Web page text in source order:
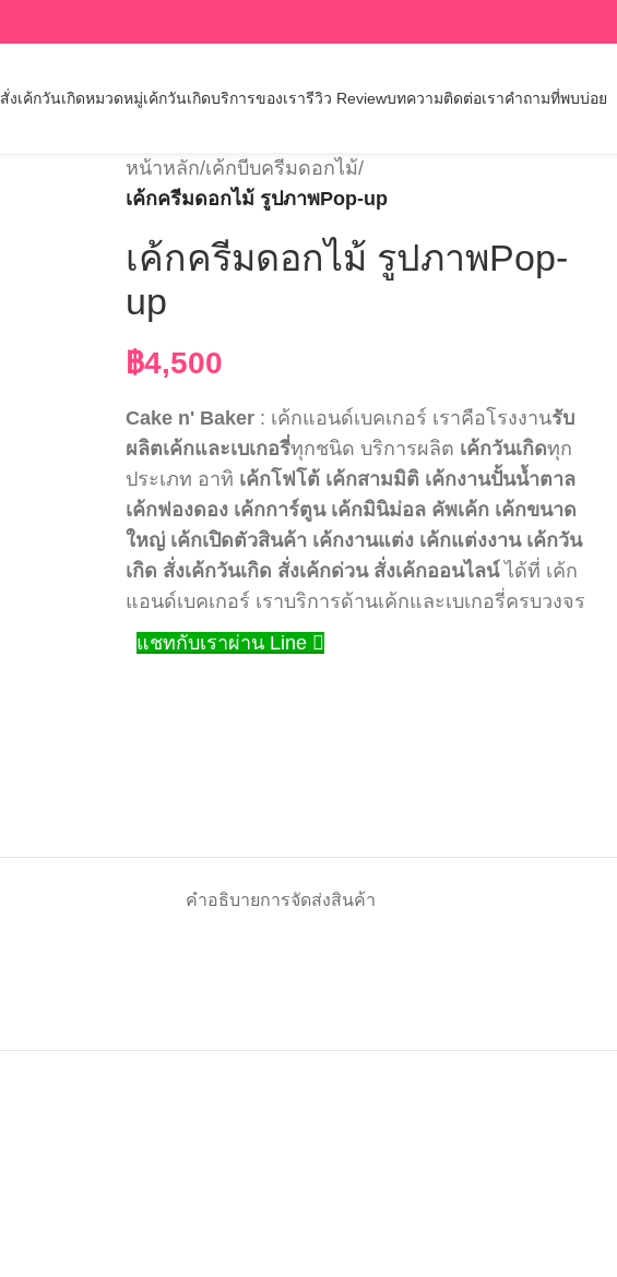
สั่งเค้กวันเกิดหมวดหมู่เค้กวันเกิดบริการของเรารีวิว Reviewบทความติดต่อเราคำถามที่พบบ่อย
หน้าหลัก/เค้กบีบครีมดอกไม้/
เค้กครีมดอกไม้ รูปภาพPop-up
เค้กครีมดอกไม้ รูปภาพPop-
up
฿4,500
Cake n' Baker : เค้กแอนด์เบคเกอร์ เราคือโรงงานรับ
ผลิตเค้กและเบเกอรี่ทุกชนิด บริการผลิต เค้กวันเกิดทุก
ประเภท อาทิ เค้กโฟโต้ เค้กสามมิติ เค้กงานปั้นน้ำตาล
เค้กฟองดอง เค้กการ์ตูน เค้กมินิม่อล คัพเค้ก เค้กขนาด
ใหญ่ เค้กเปิดตัวสินค้า เค้กงานแต่ง เค้กแต่งงาน เค้กวัน
เกิด สั่งเค้กวันเกิด สั่งเค้กด่วน สั่งเค้กออนไลน์ได้ที่ เค้ก
แอนด์เบคเกอร์ เราบริการด้านเค้กและเบเกอรี่ครบวงจร
แชทกับเราผ่าน Line
คำอธิบายการจัดส่งสินค้า